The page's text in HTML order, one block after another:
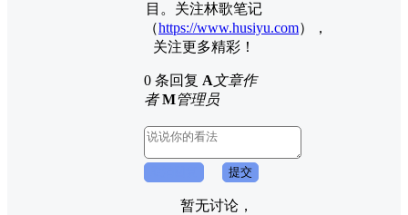
目。关注林歌笔记
（https://www.husiyu.com），
关注更多精彩！
0 条回复 A文章作
者 M管理员
提交
暂无讨论，